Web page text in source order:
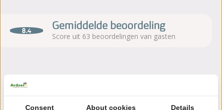
8.4 Gemiddelde beoordeling
Score uit 63 beoordelingen van gasten
Over de camping
Camping De Kuilart in Koudum is een luxe vijfsterrencamping
Consent About cookies Details